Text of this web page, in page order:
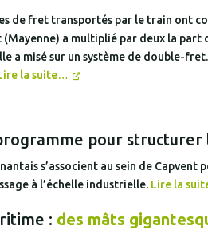
de fret transportés par le train ont
(Mayenne) a multiplié par deux la part
a misé sur un système de double-
la suite…
pour
s’associent au sein de
à l’échelle industrielle. Lire la
: des mâts